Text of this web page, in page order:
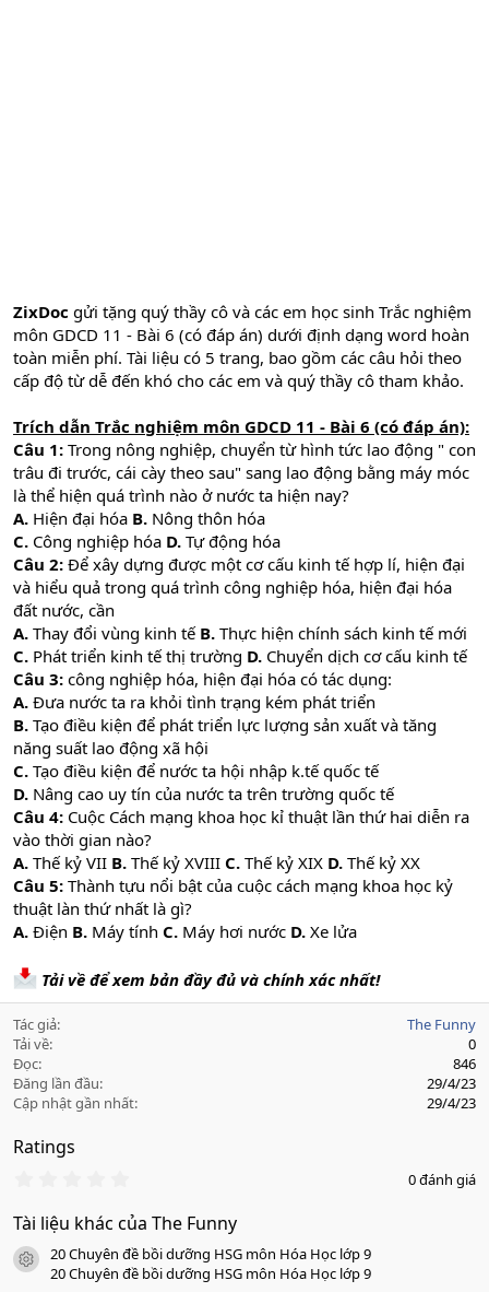
ZixDoc gửi tặng quý thầy cô và các em học sinh Trắc nghiệm
môn GDCD 11 - Bài 6 (có đáp án) dưới định dạng word hoàn
toàn miễn phí. Tài liệu có 5 trang, bao gồm các câu hỏi theo
cấp độ từ dễ đến khó cho các em và quý thầy cô tham khảo.
Trích dẫn Trắc nghiệm môn GDCD 11 - Bài 6 (có đáp án):
Câu 1: Trong nông nghiệp, chuyển từ hình tức lao động " con
trâu đi trước, cái cày theo sau" sang lao động bằng máy móc
là thể hiện quá trình nào ở nước ta hiện nay?
A. Hiện đại hóa B. Nông thôn hóa
C. Công nghiệp hóa D. Tự động hóa
Câu 2: Để xây dựng được một cơ cấu kinh tế hợp lí, hiện đại
và hiểu quả trong quá trình công nghiệp hóa, hiện đại hóa
đất nước, cần
A. Thay đổi vùng kinh tế B. Thực hiện chính sách kinh tế mới
C. Phát triển kinh tế thị trường D. Chuyển dịch cơ cấu kinh tế
Câu 3: công nghiệp hóa, hiện đại hóa có tác dụng:
A. Đưa nước ta ra khỏi tình trạng kém phát triển
B. Tạo điều kiện để phát triển lực lượng sản xuất và tăng
năng suất lao động xã hội
C. Tạo điều kiện để nước ta hội nhập k.tế quốc tế
D. Nâng cao uy tín của nước ta trên trường quốc tế
Câu 4: Cuộc Cách mạng khoa học kỉ thuật lần thứ hai diễn ra
vào thời gian nào?
A. Thế kỷ VII B. Thế kỷ XVIII C. Thế kỷ XIX D. Thế kỷ XX
Câu 5: Thành tựu nổi bật của cuộc cách mạng khoa học kỷ
thuật làn thứ nhất là gì?
A. Điện B. Máy tính C. Máy hơi nước D. Xe lửa
Tải về để xem bản đầy đủ và chính xác nhất!
Tác giả
The Funny
Tải về
0
Đọc
846
Đăng lần đầu
29/4/23
Cập nhật gần nhất
29/4/23
Ratings
0
0
s
a
o
0 đánh giá
Tài liệu khác của The Funny
icon tài liệu
20 Chuyên đề bồi dưỡng HSG môn Hóa Học lớp 9
20 Chuyên đề bồi dưỡng HSG môn Hóa Học lớp 9